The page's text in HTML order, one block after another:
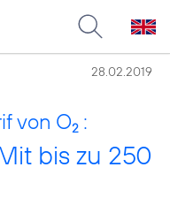
28.02.2019
von O2 :
bis zu 250